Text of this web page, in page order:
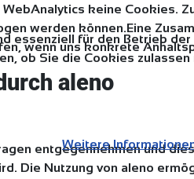
keine
werden können.Eine
wenn uns konkrete
aleno
entgegennehmen und
Die Nutzung von aleno
essenziell für den Betrieb
ob Sie die Cookies
Weitere